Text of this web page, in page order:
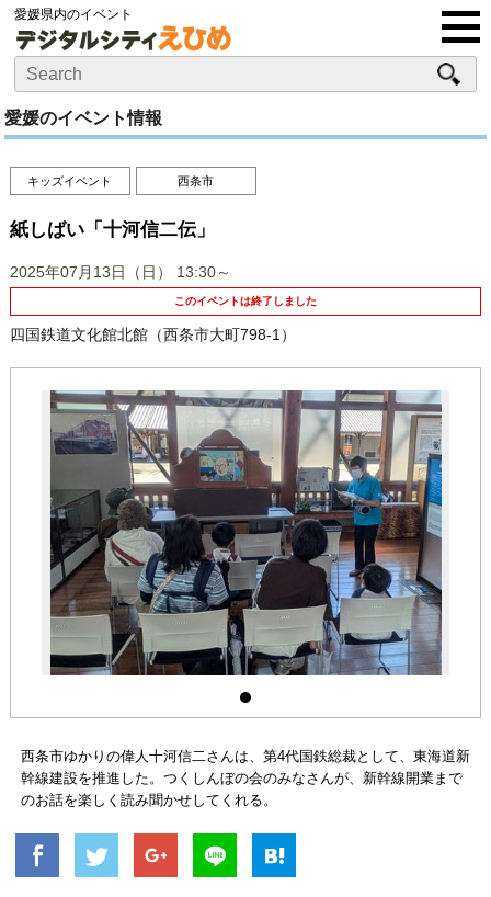
愛媛県内のイベント
愛媛のイベント情報
キッズイベント 西条市
紙しばい「十河信二伝」
2025年07月13日（日） 13:30～
このイベントは終了しました
四国鉄道文化館北館（西条市大町798-1）
西条市ゆかりの偉人十河信二さんは、第4代国鉄総裁として、東海道新
幹線建設を推進した。つくしんぼの会のみなさんが、新幹線開業まで
のお話を楽しく読み聞かせしてくれる。